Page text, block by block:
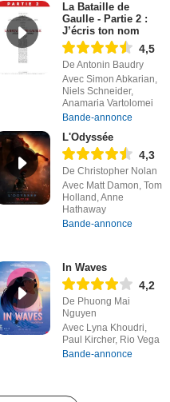
La Bataille de
Gaulle - Partie 2 :
J’écris ton nom
4,5
De Antonin Baudry
Avec Simon Abkarian,
Niels Schneider,
Anamaria Vartolomei
Bande-annonce
L'Odyssée
4,3
De Christopher Nolan
Avec Matt Damon, Tom
Holland, Anne
Hathaway
Bande-annonce
In Waves
4,2
De Phuong Mai
Nguyen
Avec Lyna Khoudri,
Paul Kircher, Rio Vega
Bande-annonce